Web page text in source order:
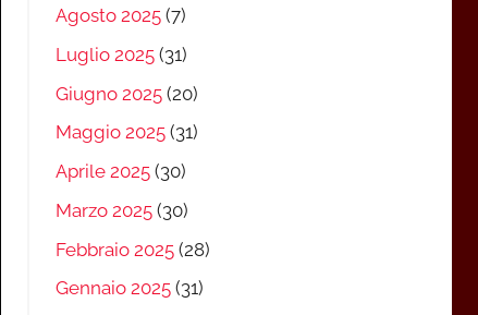
Agosto 2025(7)
Luglio 2025(31)
Giugno 2025(20)
Maggio 2025(31)
Aprile 2025(30)
Marzo 2025(30)
Febbraio 2025(28)
Gennaio 2025(31)